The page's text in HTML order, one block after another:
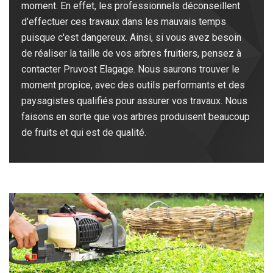
moment. En effet, les professionnels déconseillent
d'effectuer ces travaux dans les mauvais temps
puisque c'est dangereux. Ainsi, si vous avez besoin
de réaliser la taille de vos arbres fruitiers, pensez à
contacter Pruvost Elagage. Nous saurons trouver le
moment propice, avec des outils performants et des
paysagistes qualifiés pour assurer vos travaux. Nous
faisons en sorte que vos arbres produisent beaucoup
de fruits et qui est de qualité.